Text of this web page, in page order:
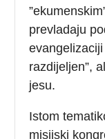
prevladaju
razdijeljen”,
jesu.
Istom
misijski